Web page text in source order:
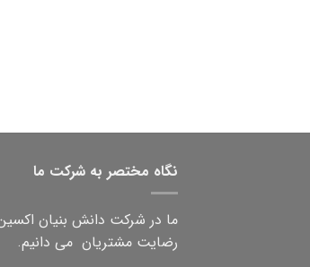
نگاه مختصر به شرکت ما
ما در شرکت دانش بنیان
رضایت مشتریان می دانیم.